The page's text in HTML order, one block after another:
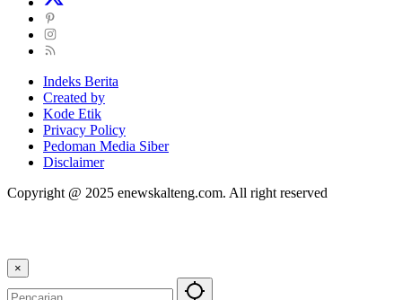
Indeks Berita
Created by
Kode Etik
Privacy Policy
Pedoman Media Siber
Disclaimer
Copyright @ 2025 enewskalteng.com. All right reserved
×